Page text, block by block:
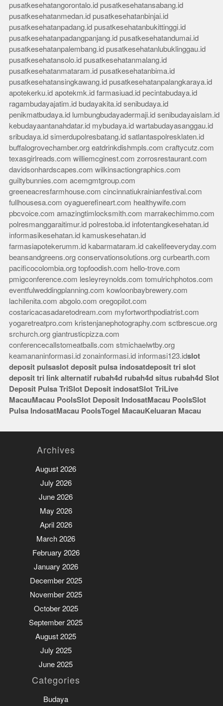
pusatkesehatangorontalo.id pusatkesehatansabang.id
pusatkesehatanmedan.id pusatkesehatanbinjai.id
pusatkesehatanpadang.id pusatkesehatanbukittinggi.id
pusatkesehatanpadangpanjang.id pusatkesehatandumai.id
pusatkesehatanpalembang.id pusatkesehatanlubuklinggau.id
pusatkesehatansolo.id pusatkesehatanmalang.id
pusatkesehatanmataram.id pusatkesehatanbima.id
pusatkesehatansingkawang.id pusatkesehatanpalangkaraya.id
apotekerku.id apotekmk.id farmasiuad.id pecintabudaya.id
ragambudayajatim.id budayakita.id senibudaya.id
penikmatbudaya.id lumbungbudayadermaji.id senibudayaislam.id
kebudayaantanahdatar.id mybudaya.id wartabudayasanggau.id
sribudaya.id simerdupolresbatang.id satlantaspolresklaten.id
buffalogrovechamber.org eatdrinkdishmpls.com craftycutz.com
texasgirlreads.com williemcginest.com zorrosrestaurant.com
davidsonhardscapes.com wilkinsactiongraphics.com
guiltybunnies.com acemgmtgroup.com
greeneacresfarmhouse.com cincinnatiukrainianfestival.com
fullhousesa.com oyaguerefineart.com healthywife.com
pbcvoice.com amazingtimlocksmith.com marrakechimmo.com
polresmanggaraitimur.id polrestoba.id infotentangkesehatan.id
informasikesehatan.id kamuskesehatan.id
farmasiapotekerumm.id kabarmataram.id cakelifeeveryday.com
beansandgreens.org conservationsolutions.org curbearth.com
pacificocolombia.org topfoodish.com hello-trove.com
pmigconference.com lesleyreynolds.com tomulrichphotos.com
eventfulweddingplanning.com kowloonbaybrewery.com
lachilenita.com abgolo.com oregopilot.com
costaricacasadaretodream.com myfortworthpodiatrist.com
yogaretreatpro.com kristenjanephotography.com sctbrescue.org
srchurch.org giantrusticpizza.com
conferencecallstomeatballs.com stmichaelwtby.org
keamananinformasi.id zonainformasi.id informasi123.idslot
deposit pulsaslot deposit pulsa indosatdeposit tri slot
deposit tri link alternatif rubah4d rubah4d situs rubah4d Slot
Deposit Pulsa TriSlot Deposit indosatSlot TriLive
MacauMacau PoolsSlot Deposit IndosatMacau PoolsSlot
Pulsa IndosatMacau PoolsTogel MacauKeluaran Macau
Archives
August 2026
July 2026
June 2026
May 2026
April 2026
March 2026
February 2026
January 2026
December 2025
November 2025
October 2025
September 2025
August 2025
July 2025
June 2025
Categories
Budaya